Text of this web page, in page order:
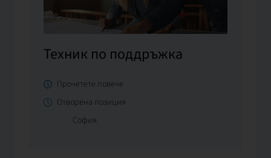
Техник по поддръжка
Прочетете повече
София
Отворена позиция